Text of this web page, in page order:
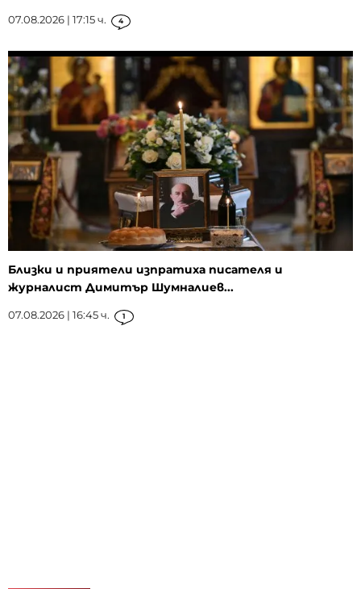
07.08.2026 | 17:15 ч. 4
Близки и приятели изпратиха писателя и
журналист Димитър Шумналиев...
07.08.2026 | 16:45 ч. 1